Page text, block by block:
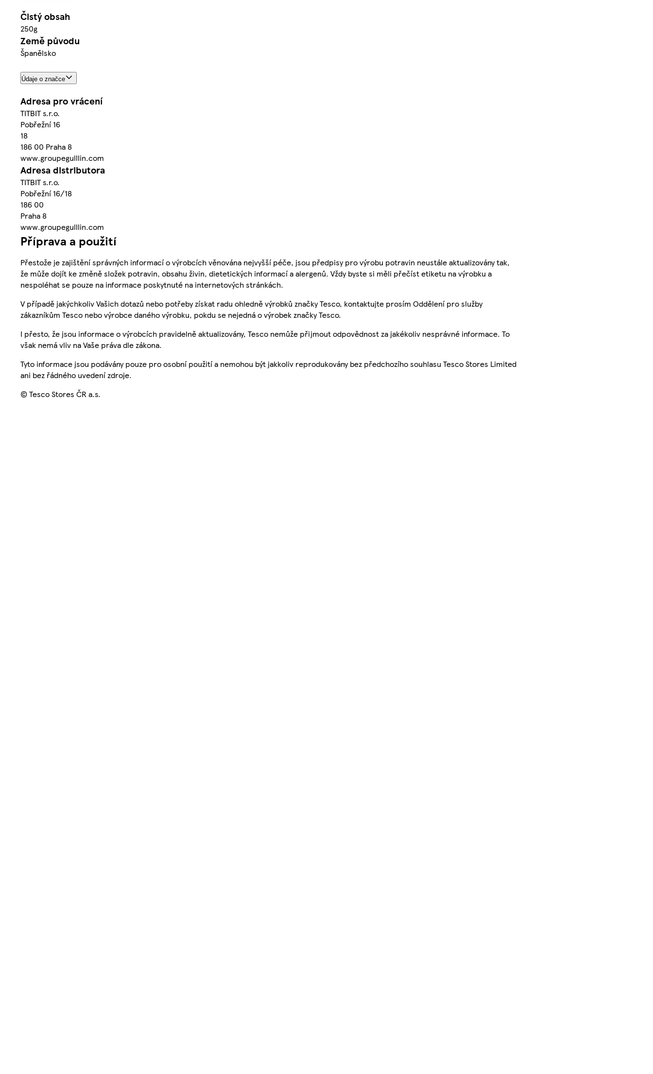
Čistý obsah
250g
Země původu
Španělsko
Údaje o značce
Adresa pro vrácení
TITBIT s.r.o.
Pobřežní 16
18
186 00 Praha 8
www.groupegulllin.com
Adresa distributora
TITBIT s.r.o.
Pobřežní 16/18
186 00
Praha 8
www.groupegulllin.com
Příprava a použití
Přestože je zajištění správných informací o výrobcích věnována nejvyšší péče, jsou předpisy pro výrobu potravin neustále aktualizovány tak,
že může dojít ke změně složek potravin, obsahu živin, dietetických informací a alergenů. Vždy byste si měli přečíst etiketu na výrobku a
nespoléhat se pouze na informace poskytnuté na internetových stránkách.
V případě jakýchkoliv Vašich dotazů nebo potřeby získat radu ohledně výrobků značky Tesco, kontaktujte prosím Oddělení pro služby
zákazníkům Tesco nebo výrobce daného výrobku, pokdu se nejedná o výrobek značky Tesco.
I přesto, že jsou informace o výrobcích pravidelně aktualizovány, Tesco nemůže přijmout odpovědnost za jakékoliv nesprávné informace. To
však nemá vliv na Vaše práva dle zákona.
Tyto informace jsou podávány pouze pro osobní použití a nemohou být jakkoliv reprodukovány bez předchozího souhlasu Tesco Stores Limited
ani bez řádného uvedení zdroje.
© Tesco Stores ČR a.s.